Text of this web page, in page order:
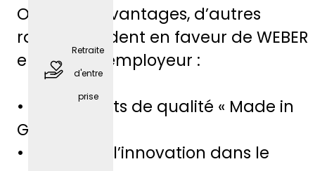
Retraite
d'entre
prise
Outre ces avantages, d’autres
raisons plaident en faveur de WEBER
en tant qu’employeur :
• Des produits de qualité « Made in
Germany »
• Leader de l’innovation dans le